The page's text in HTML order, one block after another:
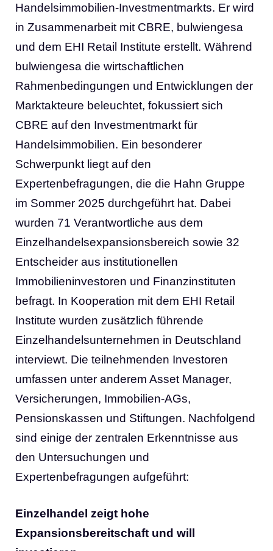
Handelsimmobilien-Investmentmarkts. Er wird
in Zusammenarbeit mit CBRE, bulwiengesa
und dem EHI Retail Institute erstellt. Während
bulwiengesa die wirtschaftlichen
Rahmenbedingungen und Entwicklungen der
Marktakteure beleuchtet, fokussiert sich
CBRE auf den Investmentmarkt für
Handelsimmobilien. Ein besonderer
Schwerpunkt liegt auf den
Expertenbefragungen, die die Hahn Gruppe
im Sommer 2025 durchgeführt hat. Dabei
wurden 71 Verantwortliche aus dem
Einzelhandelsexpansionsbereich sowie 32
Entscheider aus institutionellen
Immobilieninvestoren und Finanzinstituten
befragt. In Kooperation mit dem EHI Retail
Institute wurden zusätzlich führende
Einzelhandelsunternehmen in Deutschland
interviewt. Die teilnehmenden Investoren
umfassen unter anderem Asset Manager,
Versicherungen, Immobilien-AGs,
Pensionskassen und Stiftungen. Nachfolgend
sind einige der zentralen Erkenntnisse aus
den Untersuchungen und
Expertenbefragungen aufgeführt:
Einzelhandel zeigt hohe
Expansionsbereitschaft und will